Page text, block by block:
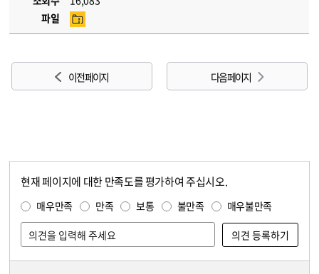
파일
이전 페이지 다음 페이지
현재 페이지에 대한 만족도를 평가하여 주십시오.
매우만족 만족 보통 불만족 매우불만족